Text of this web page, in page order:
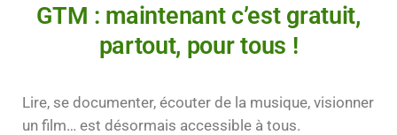
GTM : maintenant c’est gratuit,
partout, pour tous !
Lire, se documenter, écouter de la musique, visionner
un film… est désormais accessible à tous.